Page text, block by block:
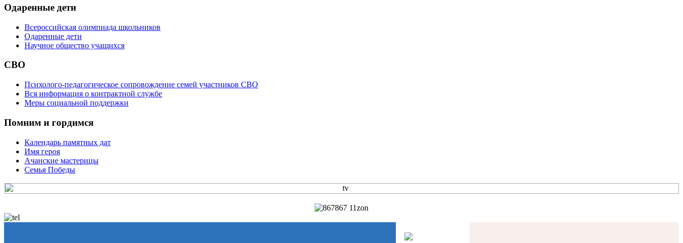
Одаренные дети
Всероссийская олимпиада школьников
Одаренные дети
Научное общество учащихся
СВО
Психолого-педагогическое сопровождение семей участников СВО
Вся информация о контрактной службе
Меры социальной поддержки
Помним и гордимся
Календарь памятных дат
Имя героя
Ачанские мастерицы
Семья Победы